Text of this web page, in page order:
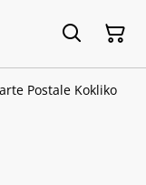
Postale Kokliko